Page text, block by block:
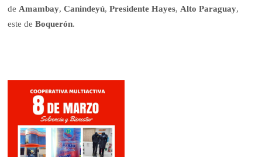
de Amambay,Canindeyú,Presidente Hayes, Alto Paraguay,
este deBoquerón.